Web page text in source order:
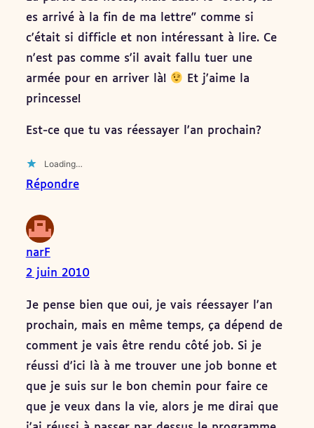
es arrivé à la fin de ma lettre" comme si
c'était si difficle et non intéressant à lire. Ce
n'est pas comme s'il avait fallu tuer une
armée pour en arriver là!
Et j'aime la
princesse!
Est-ce que tu vas réessayer l'an prochain?
Loading…
Répondre
narF
2 juin 2010
Je pense bien que oui, je vais réessayer l'an
prochain, mais en même temps, ça dépend de
comment je vais être rendu côté job. Si je
réussi d'ici là à me trouver une job bonne et
que je suis sur le bon chemin pour faire ce
que je veux dans la vie, alors je me dirai que